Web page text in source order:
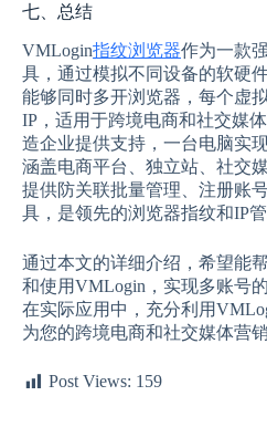
七、总结
VMLogin指纹浏览器作为一款
具，通过模拟不同设备的软硬
能够同时多开浏览器，每个虚
IP，适用于跨境电商和社交媒
造企业提供支持，一台电脑实
涵盖电商平台、独立站、社交
提供防关联批量管理、注册账
具，是领先的浏览器指纹和IP管
通过本文的详细介绍，希望能
和使用VMLogin，实现多账号
在实际应用中，充分利用
为您的跨境电商和社交媒体营
Post Views: 159